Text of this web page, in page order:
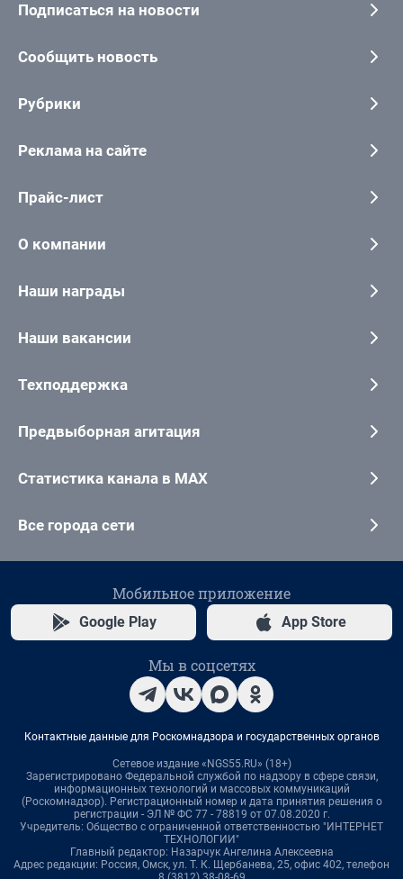
Подписаться на новости
Сообщить новость
Рубрики
Реклама на сайте
Прайс-лист
О компании
Наши награды
Наши вакансии
Техподдержка
Предвыборная агитация
Статистика канала в MAX
Все города сети
Мобильное приложение
Google Play App Store
Мы в соцсетях
Контактные данные для Роскомнадзора и государственных органов
Сетевое издание «NGS55.RU» (18+)
Зарегистрировано Федеральной службой по надзору в сфере связи,
информационных технологий и массовых коммуникаций
(Роскомнадзор). Регистрационный номер и дата принятия решения о
регистрации - ЭЛ № ФС 77 - 78819 от 07.08.2020 г.
Учредитель: Общество с ограниченной ответственностью "ИНТЕРНЕТ
ТЕХНОЛОГИИ"
Главный редактор: Назарчук Ангелина Алексеевна
Адрес редакции: Россия, Омск, ул. Т. К. Щербанева, 25, офис 402, телефон